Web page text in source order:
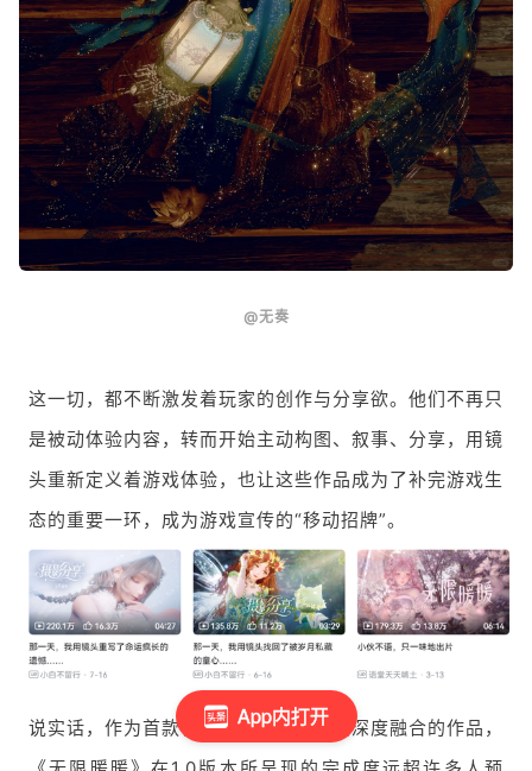
App内打开
@无奏
这一切，都不断激发着玩家的创作与分享欲。他们不再只
是被动体验内容，转而开始主动构图、叙事、分享，用镜
头重新定义着游戏体验，也让这些作品成为了补完游戏生
态的重要一环，成为游戏宣传的“移动招牌”。
说实话，作为首款将换装与大世界探索深度融合的作品，